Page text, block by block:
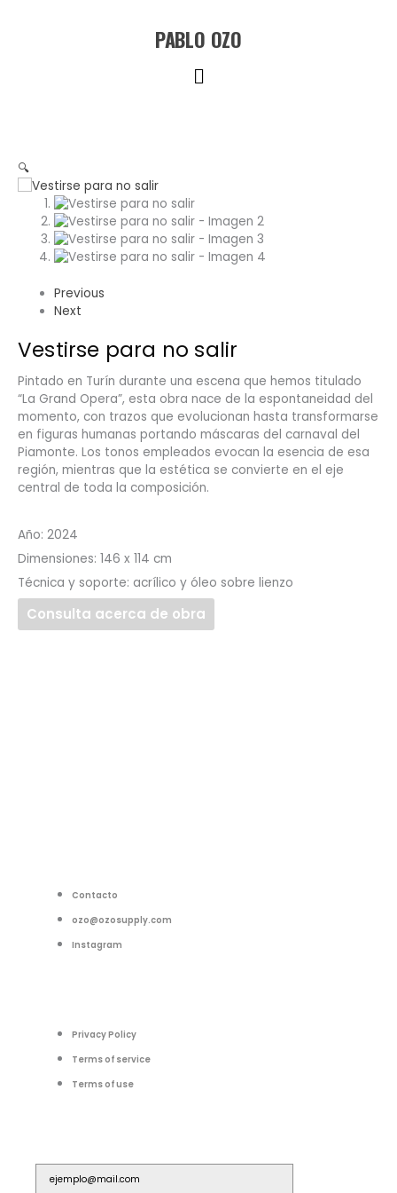
PABLO OZO
Menú
🔍
Previous
Next
Vestirse para no salir
Pintado en Turín durante una escena que hemos titulado
“La Grand Opera”, esta obra nace de la espontaneidad del
momento, con trazos que evolucionan hasta transformarse
en figuras humanas portando máscaras del carnaval del
Piamonte. Los tonos empleados evocan la esencia de esa
región, mientras que la estética se convierte en el eje
central de toda la composición.
Año: 2024
Dimensiones: 146 x 114 cm
Técnica y soporte: acrílico y óleo sobre lienzo
Consulta acerca de obra
Contacto
ozo@ozosupply.com
Instagram
Privacy Policy
Terms of service
Terms of use